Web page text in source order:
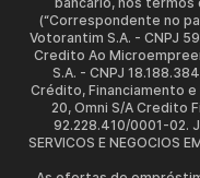
(“Correspondente no
Votorantim S.A. - CNPJ
Credito Ao
S.A. - CNPJ
Crédito, Financiamento
20, Omni S/A Credito
92.228.410/0001-02.
SERVICOS E NEGOCIOS